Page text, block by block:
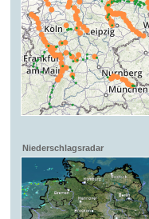
Niederschlagsradar